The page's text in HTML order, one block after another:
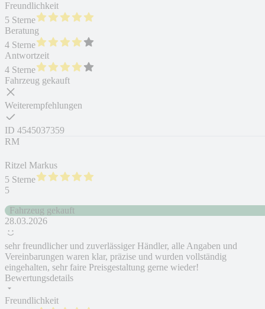
Freundlichkeit
5 Sterne
Beratung
4 Sterne
Antwortzeit
4 Sterne
Fahrzeug gekauft
Weiterempfehlungen
ID 4545037359
RM
Ritzel Markus
5 Sterne
5
Fahrzeug gekauft
28.03.2026
sehr freundlicher und zuverlässiger Händler, alle Angaben und
Vereinbarungen waren klar, präzise und wurden vollständig
eingehalten, sehr faire Preisgestaltung gerne wieder!
Bewertungsdetails
Freundlichkeit